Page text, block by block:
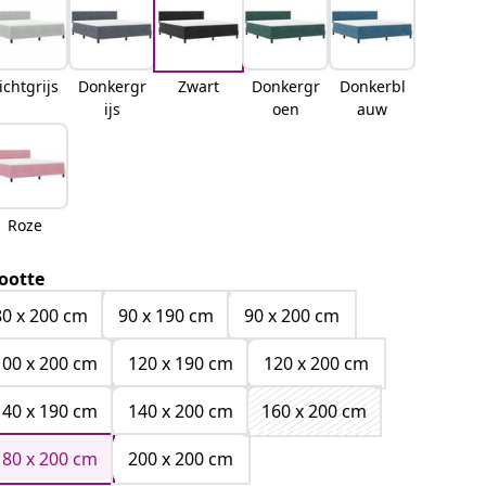
Donkergr
ijs
Zwart
Donkergr
oen
Donkerbl
auw
Roze
x 200 cm
90 x 190 cm
90 x 200 cm
x 200 cm
120 x 190 cm
120 x 200 cm
x 190 cm
140 x 200 cm
160 x 200 cm
x 200 cm
200 x 200 cm